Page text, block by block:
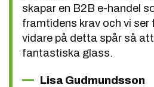
skapar en B2B e-handel
framtidens krav och vi
vidare på detta spår så
fantastiska glass.
Lisa Gudmundsson